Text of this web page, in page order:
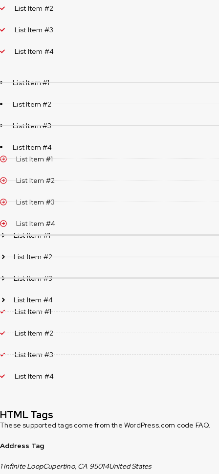
List Item #2
List Item #3
List Item #4
List Item #1
List Item #2
List Item #3
List Item #4
List Item #1
List Item #2
List Item #3
List Item #4
List Item #1
List Item #2
List Item #3
List Item #4
List Item #1
List Item #2
List Item #3
List Item #4
HTML Tags
These supported tags come from the WordPress.com code FAQ.
Address Tag
1 Infinite LoopCupertino, CA 95014United States